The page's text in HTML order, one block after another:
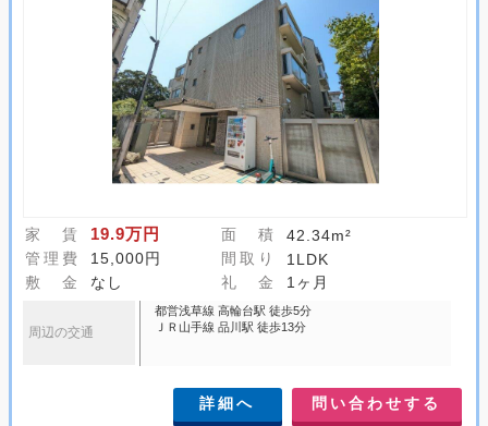
家 賃 19.9万円 面 積
42.34m²
管理費
15,000円 間取り
1LDK
敷 金
なし 礼 金 1ヶ月
周辺の交通
都営浅草線 高輪台駅 徒歩5分
ＪＲ山手線 品川駅 徒歩13分
詳細へ 問い合わせする